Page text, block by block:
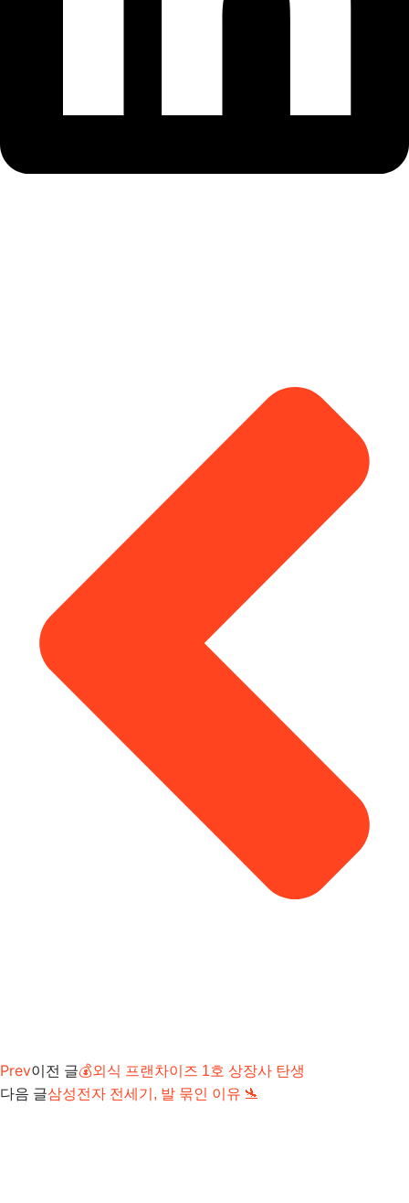
Prev이전 글💰외식 프랜차이즈 1호 상장사 탄생
다음 글삼성전자 전세기, 발 묶인 이유 🛬